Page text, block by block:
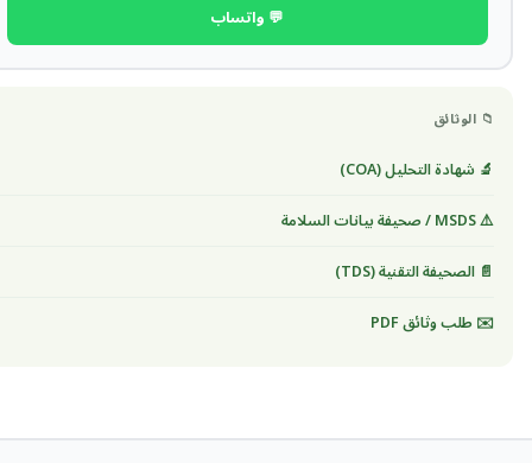
💬 واتساب
📁 الوثائق
🔬 شهادة التحليل (COA)
⚠️ MSDS / صحيفة بيانات السلامة
📄 الصحيفة التقنية (TDS)
✉️ طلب وثائق PDF